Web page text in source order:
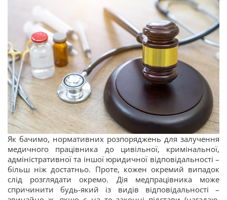
Як бачимо, нормативних розпоряджень для залучення
медичного працівника до цивільної, кримінальної,
адміністративної та іншої юридичної відповідальності –
більш ніж достатньо. Проте, кожен окремий випадок
слід розглядати окремо. Дія медпрацівника може
спричинити будь-який із видів відповідальності –